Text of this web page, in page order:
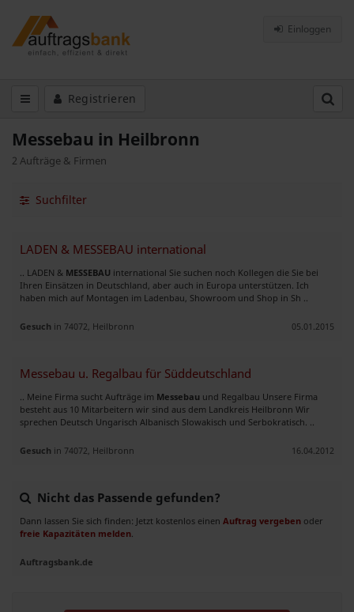
Einloggen
Registrieren
Messebau in Heilbronn
2 Aufträge & Firmen
Suchfilter
LADEN & MESSEBAU international
.. LADEN & MESSEBAU international Sie suchen noch Kollegen die Sie bei
Ihren Einsätzen in Deutschland, aber auch in Europa unterstützen. Ich
haben mich auf Montagen im Ladenbau, Showroom und Shop in Sh ..
Gesuch in 74072, Heilbronn 05.01.2015
Messebau u. Regalbau für Süddeutschland
.. Meine Firma sucht Aufträge im Messebau und Regalbau Unsere Firma
besteht aus 10 Mitarbeitern wir sind aus dem Landkreis Heilbronn Wir
sprechen Deutsch Ungarisch Albanisch Slowakisch und Serbokratisch. ..
Gesuch in 74072, Heilbronn 16.04.2012
Nicht das Passende gefunden?
Dann lassen Sie sich finden: Jetzt kostenlos einen Auftrag vergeben oder
freie Kapazitäten melden
Auftragsbank.de